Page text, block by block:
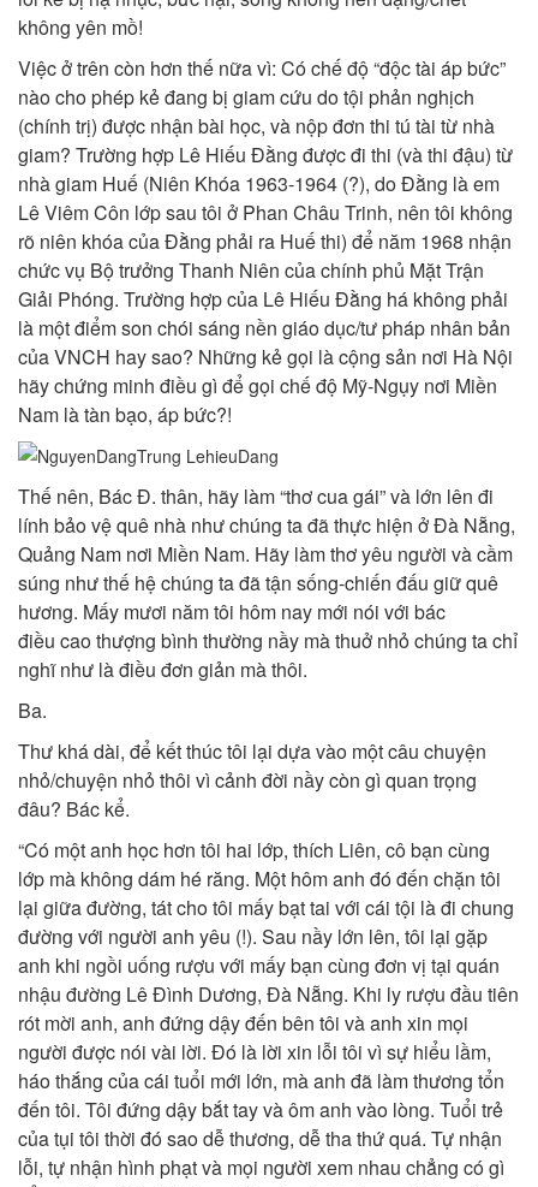
không yên mồ!
Việc ở trên còn hơn thế nữa vì: Có chế độ “độc tài áp bức”
nào cho phép kẻ đang bị giam cứu do tội phản nghịch
(chính trị) được nhận bài học, và nộp đơn thi tú tài từ nhà
giam? Trường hợp Lê Hiếu Đằng được đi thi (và thi đậu) từ
nhà giam Huế (Niên Khóa 1963-1964 (?), do Đằng là em
Lê Viêm Côn lớp sau tôi ở Phan Châu Trinh, nên tôi không
rõ niên khóa của Đằng phải ra Huế thi) để năm 1968 nhận
chức vụ Bộ trưởng Thanh Niên của chính phủ Mặt Trận
Giải Phóng. Trường hợp của Lê Hiếu Đằng há không phải
là một điểm son chói sáng nền giáo dục/tư pháp nhân bản
của VNCH hay sao? Những kẻ gọi là cộng sản nơi Hà Nội
hãy chứng minh điều gì để gọi chế độ Mỹ-Ngụy nơi Miền
Nam là tàn bạo, áp bức?!
Thế nên, Bác Đ. thân, hãy làm “thơ cua gái” và lớn lên đi
lính bảo vệ quê nhà như chúng ta đã thực hiện ở Đà Nẵng,
Quảng Nam nơi Miền Nam. Hãy làm thơ yêu người và cầm
súng như thế hệ chúng ta đã tận sống-chiến đấu giữ quê
hương. Mấy mươi năm tôi hôm nay mới nói với bác
điều cao thượng bình thường nầy mà thuở nhỏ chúng ta chỉ
nghĩ như là điều đơn giản mà thôi.
Ba.
Thư khá dài, để kết thúc tôi lại dựa vào một câu chuyện
nhỏ/chuyện nhỏ thôi vì cảnh đời nầy còn gì quan trọng
đâu? Bác kể.
“Có một anh học hơn tôi hai lớp, thích Liên, cô bạn cùng
lớp mà không dám hé răng. Một hôm anh đó đến chặn tôi
lại giữa đường, tát cho tôi mấy bạt tai với cái tội là đi chung
đường với người anh yêu (!). Sau nầy lớn lên, tôi lại gặp
anh khi ngồi uống rượu với mấy bạn cùng đơn vị tại quán
nhậu đường Lê Đình Dương, Đà Nẵng. Khi ly rượu đầu tiên
rót mời anh, anh đứng dậy đến bên tôi và anh xin mọi
người được nói vài lời. Đó là lời xin lỗi tôi vì sự hiểu lầm,
háo thắng của cái tuổi mới lớn, mà anh đã làm thương tổn
đến tôi. Tôi đứng dậy bắt tay và ôm anh vào lòng. Tuổi trẻ
của tụi tôi thời đó sao dễ thương, dễ tha thứ quá. Tự nhận
lỗi, tự nhận hình phạt và mọi người xem nhau chẳng có gì